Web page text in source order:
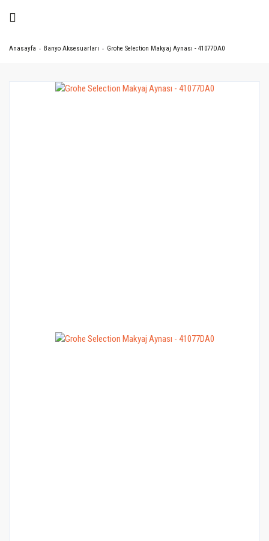
Anasayfa Banyo Aksesuarları Grohe Selection Makyaj Aynası - 41077DA0